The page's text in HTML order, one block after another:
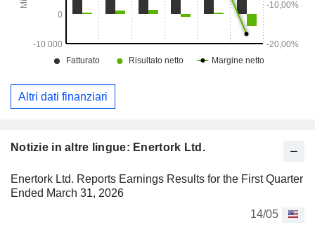
Notizie in altre lingue: Enertork Ltd.
Enertork Ltd. Reports Earnings Results for the First Quarter
Ended March 31, 2026
14/05
Altri dati finanziari